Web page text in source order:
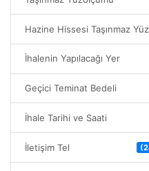
Hazine Hissesi Taşınmaz
İhalenin Yapılacağı Yer
Geçici Teminat Bedeli
İhale Tarihi ve Saati
İletişim Tel